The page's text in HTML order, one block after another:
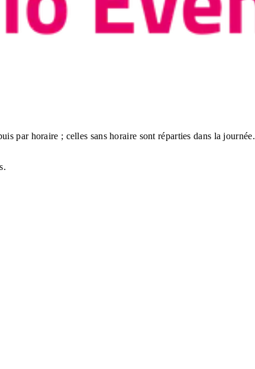
par horaire ; celles sans horaire sont réparties dans la journée.